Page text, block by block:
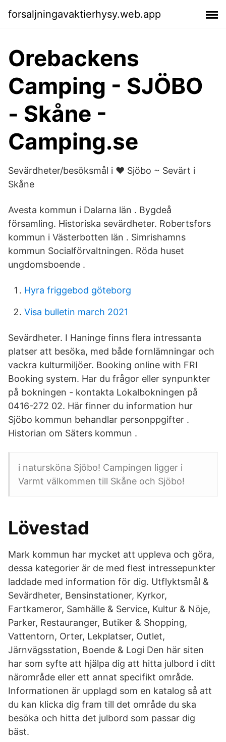
forsaljningavaktierhysy.web.app
Orebackens
Camping - SJÖBO
- Skåne -
Camping.se
Sevärdheter/besöksmål i ❤️ Sjöbo ~ Sevärt i
Skåne
Avesta kommun i Dalarna län . Bygdeå
församling. Historiska sevärdheter. Robertsfors
kommun i Västerbotten län . Simrishamns
kommun Socialförvaltningen. Röda huset
ungdomsboende .
Hyra friggebod göteborg
Visa bulletin march 2021
Sevärdheter. I Haninge finns flera intressanta
platser att besöka, med både fornlämningar och
vackra kulturmiljöer. Booking online with FRI
Booking system. Har du frågor eller synpunkter
på bokningen - kontakta Lokalbokningen på
0416-272 02. Här finner du information hur
Sjöbo kommun behandlar personppgifter .
Historian om Säters kommun .
i natursköna Sjöbo! Campingen ligger i
Varmt välkommen till Skåne och Sjöbo!
Lövestad
Mark kommun har mycket att uppleva och göra,
dessa kategorier är de med flest intressepunkter
laddade med information för dig. Utflyktsmål &
Sevärdheter, Bensinstationer, Kyrkor,
Fartkameror, Samhälle & Service, Kultur & Nöje,
Parker, Restauranger, Butiker & Shopping,
Vattentorn, Orter, Lekplatser, Outlet,
Järnvägsstation, Boende & Logi Den här siten
har som syfte att hjälpa dig att hitta julbord i ditt
närområde eller ett annat specifikt område.
Informationen är upplagd som en katalog så att
du kan klicka dig fram till det område du ska
besöka och hitta det julbord som passar dig
bäst.